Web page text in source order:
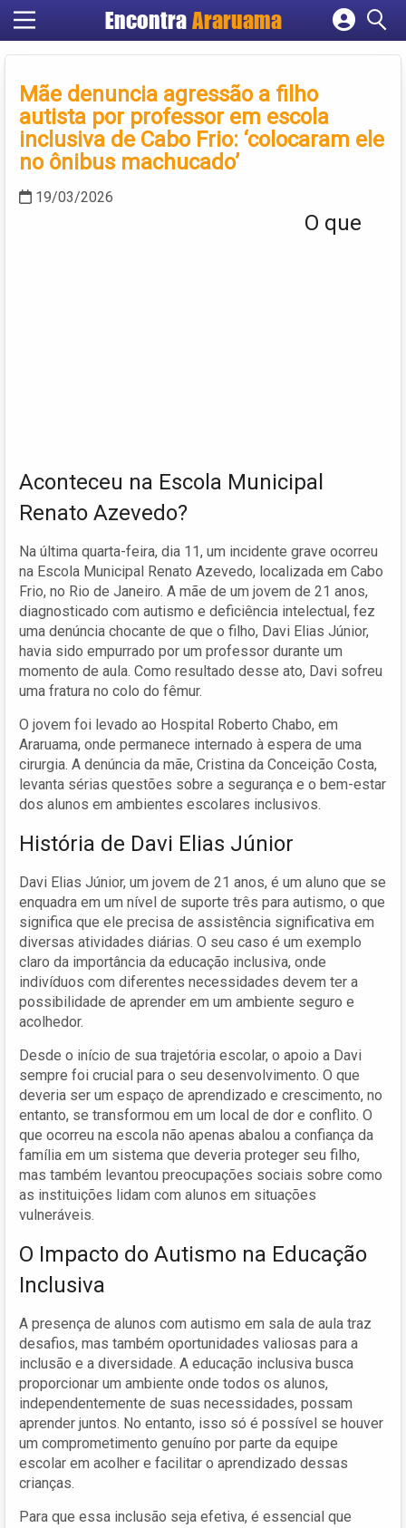
EncontraAraruama
Cadastrar empresa
Criar conta
Mãe denuncia agressão a filho
autista por professor em escola
inclusiva de Cabo Frio: ‘colocaram ele
no ônibus machucado’
19/03/2026
O que
Aconteceu na Escola Municipal
Renato Azevedo?
Na última quarta-feira, dia 11, um incidente grave ocorreu
na Escola Municipal Renato Azevedo, localizada em Cabo
Frio, no Rio de Janeiro. A mãe de um jovem de 21 anos,
diagnosticado com autismo e deficiência intelectual, fez
uma denúncia chocante de que o filho, Davi Elias Júnior,
havia sido empurrado por um professor durante um
momento de aula. Como resultado desse ato, Davi sofreu
uma fratura no colo do fêmur.
O jovem foi levado ao Hospital Roberto Chabo, em
Araruama, onde permanece internado à espera de uma
cirurgia. A denúncia da mãe, Cristina da Conceição Costa,
levanta sérias questões sobre a segurança e o bem-estar
dos alunos em ambientes escolares inclusivos.
História de Davi Elias Júnior
Davi Elias Júnior, um jovem de 21 anos, é um aluno que se
enquadra em um nível de suporte três para autismo, o que
significa que ele precisa de assistência significativa em
diversas atividades diárias. O seu caso é um exemplo
claro da importância da educação inclusiva, onde
indivíduos com diferentes necessidades devem ter a
possibilidade de aprender em um ambiente seguro e
acolhedor.
Desde o início de sua trajetória escolar, o apoio a Davi
sempre foi crucial para o seu desenvolvimento. O que
deveria ser um espaço de aprendizado e crescimento, no
entanto, se transformou em um local de dor e conflito. O
que ocorreu na escola não apenas abalou a confiança da
família em um sistema que deveria proteger seu filho,
mas também levantou preocupações sociais sobre como
as instituições lidam com alunos em situações
vulneráveis.
O Impacto do Autismo na Educação
Inclusiva
A presença de alunos com autismo em sala de aula traz
desafios, mas também oportunidades valiosas para a
inclusão e a diversidade. A educação inclusiva busca
proporcionar um ambiente onde todos os alunos,
independentemente de suas necessidades, possam
aprender juntos. No entanto, isso só é possível se houver
um comprometimento genuíno por parte da equipe
escolar em acolher e facilitar o aprendizado dessas
crianças.
Para que essa inclusão seja efetiva, é essencial que